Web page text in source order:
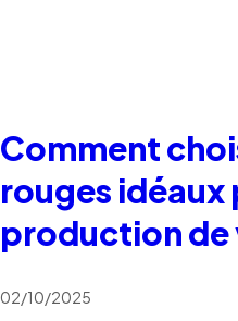
Comment
rouges idéaux
production de
02/10/2025